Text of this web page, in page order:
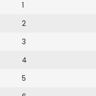
1
2
3
4
5